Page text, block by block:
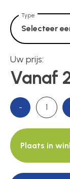
Type
Selecteer
Uw prijs:
Vanaf
-
Plaats in